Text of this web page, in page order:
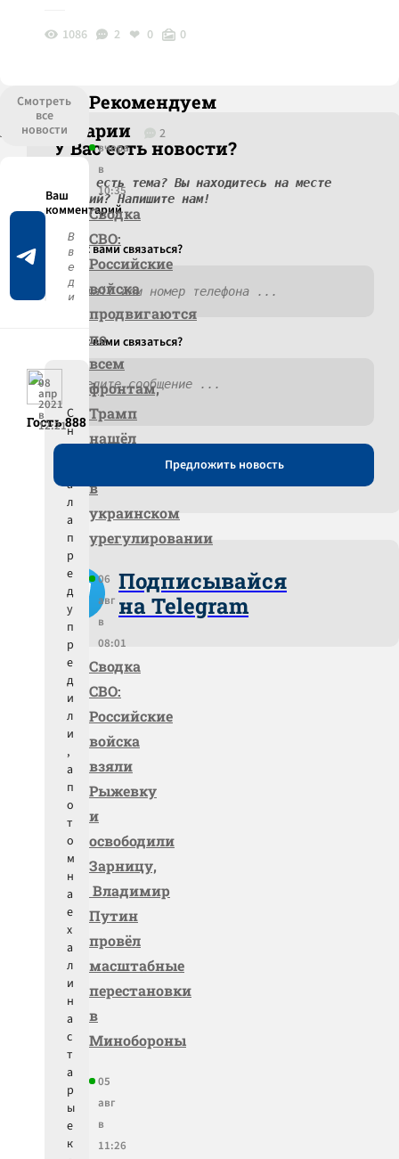
1086 2 0 0
Комментарии 2
Гость 888
08
апр
2021
в
12:21
С
н
а
а
л
а
п
р
е
д
у
п
р
е
д
и
л
и
,
а
п
о
т
о
м
н
а
е
х
а
л
и
н
а
с
т
а
р
ы
е
к
Рекомендуем
Смотреть
все
новости
вчера
в
10:35
Сводка
СВО:
Российские
войска
продвигаются
по
всем
фронтам,
Трамп
нашёл
в
украинском
урегулировании
06
авг
в
08:01
Сводка
СВО:
Российские
войска
взяли
Рыжевку
и
освободили
Зарницу,
Владимир
Путин
провёл
масштабные
перестановки
в
Минобороны
05
авг
в
11:26
У Вас есть новости?
У вас есть тема? Вы находитесь на месте
событий? Напишите нам!
Как c вами связаться?
Как c вами связаться?
Предложить новость
Подписывайся
на Telegram